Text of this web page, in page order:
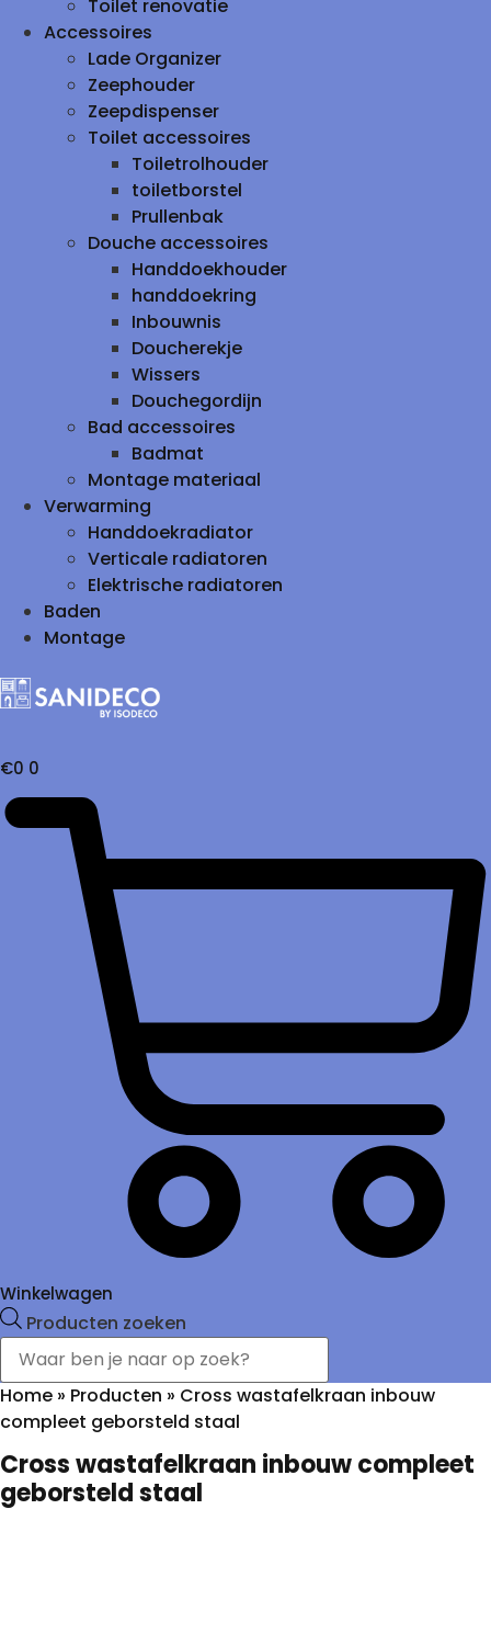
Toilet renovatie
Accessoires
Lade Organizer
Zeephouder
Zeepdispenser
Toilet accessoires
Toiletrolhouder
toiletborstel
Prullenbak
Douche accessoires
Handdoekhouder
handdoekring
Inbouwnis
Doucherekje
Wissers
Douchegordijn
Bad accessoires
Badmat
Montage materiaal
Verwarming
Handdoekradiator
Verticale radiatoren
Elektrische radiatoren
Baden
Montage
€0 0
Winkelwagen
Producten zoeken
Home » Producten » Cross wastafelkraan inbouw
compleet geborsteld staal
Cross wastafelkraan inbouw compleet
geborsteld staal